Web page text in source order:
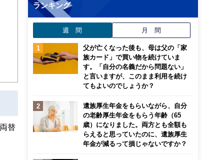
替
ランキング
週 間 月 間
父が亡くなった後も、母は父の「家
族カード」で買い物を続けていま
す。「自分の名義だから問題ない」
と言いますが、このまま利用を続け
てもよいのでしょうか？
遺族厚生年金をもらいながら、自分
の老齢厚生年金をもらう年齢（65
歳）になりました。両方とも全額も
らえると思っていたのに、遺族厚生
年金が減るって損じゃないですか？